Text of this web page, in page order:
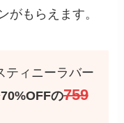
がもらえます。
ティニーラバー
70%OFFの759